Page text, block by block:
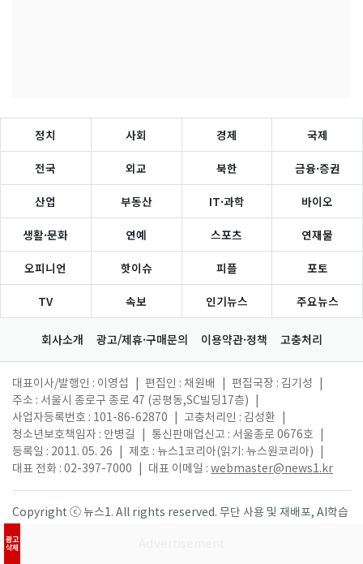
광고
삭제
정치 사회 경제 국제
전국 외교 북한 금융·증권
산업 부동산 IT·과학 바이오
생활·문화 연예 스포츠 연재물
오피니언 핫이슈 피플 포토
TV 속보 인기뉴스 주요뉴스
회사소개 광고/제휴·구매문의 이용약관·정책 고충처리
대표이사/발행인 : 이영섭 편집인 : 채원배 편집국장 : 김기성
주소 : 서울시 종로구 종로 47 (공평동,SC빌딩17층)
사업자등록번호 : 101-86-62870
고충처리인 : 김성환
청소년보호책임자 : 안병길
통신판매업신고 : 서울종로 0676호
등록일 : 2011. 05. 26
제호 : 뉴스1코리아(읽기: 뉴스원코리아)
대표 전화 : 02-397-7000
대표 이메일 : webmaster@news1.kr
Copyright ⓒ 뉴스1. All rights reserved. 무단 사용 및 재배포, AI학습